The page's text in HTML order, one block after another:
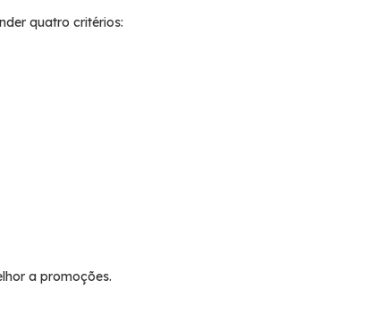
quatro critérios:
a promoções.